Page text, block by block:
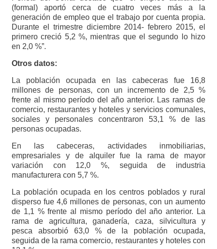
(formal) aportó cerca de cuatro veces más a la
generación de empleo que el trabajo por cuenta propia.
Durante el trimestre diciembre 2014- febrero 2015, el
primero creció 5,2 %, mientras que el segundo lo hizo
en 2,0 %”.
Otros datos:
La población ocupada en las cabeceras fue 16,8
millones de personas, con un incremento de 2,5 %
frente al mismo período del año anterior. Las ramas de
comercio, restaurantes y hoteles y servicios comunales,
sociales y personales concentraron 53,1 % de las
personas ocupadas.
En las cabeceras, actividades inmobiliarias,
empresariales y de alquiler fue la rama de mayor
variación con 12,0 %, seguida de industria
manufacturera con 5,7 %.
La población ocupada en los centros poblados y rural
disperso fue 4,6 millones de personas, con un aumento
de 1,1 % frente al mismo período del año anterior. La
rama de agricultura, ganadería, caza, silvicultura y
pesca absorbió 63,0 % de la población ocupada,
seguida de la rama comercio, restaurantes y hoteles con